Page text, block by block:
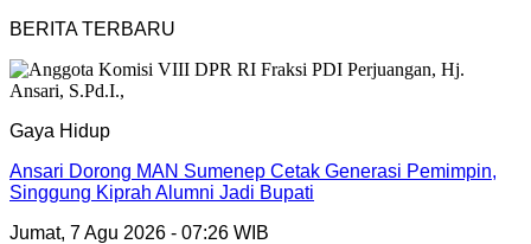
BERITA TERBARU
Gaya Hidup
Ansari Dorong MAN Sumenep Cetak Generasi Pemimpin,
Singgung Kiprah Alumni Jadi Bupati
Jumat, 7 Agu 2026 - 07:26 WIB